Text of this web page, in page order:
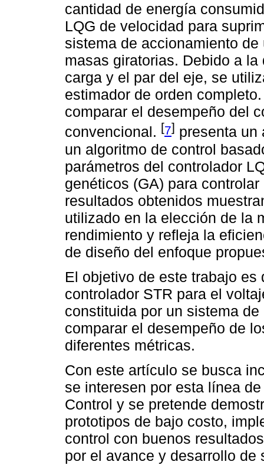
cantidad de energía
LQG de velocidad para
sistema de accionamiento
masas giratorias. Debido a
carga y el par del eje, se
estimador de orden
comparar el desempeño del
convencional. [7] presenta un
un algoritmo de control
parámetros del controlador
genéticos (GA) para
resultados obtenidos
utilizado en la elección de la
rendimiento y refleja la
de diseño del enfoque
El objetivo de este trabajo
controlador STR para el
constituida por un sistema
comparar el desempeño de
diferentes métricas.
Con este artículo se busca
se interesen por esta línea
Control y se pretende
prototipos de bajo costo,
control con buenos
por el avance y desarrollo de